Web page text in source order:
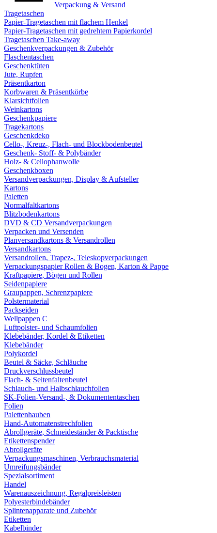
Verpackung & Versand
Tragetaschen
Papier-Tragetaschen mit flachem Henkel
Papier-Tragetaschen mit gedrehtem Papierkordel
Tragetaschen Take-away
Geschenkverpackungen & Zubehör
Flaschentaschen
Geschenktüten
Jute, Rupfen
Präsentkarton
Korbwaren & Präsentkörbe
Klarsichtfolien
Weinkartons
Geschenkpapiere
Tragekartons
Geschenkdeko
Cello-, Kreuz-, Flach- und Blockbodenbeutel
Geschenk- Stoff- & Polybänder
Holz- & Cellophanwolle
Geschenkboxen
Versandverpackungen, Display & Aufsteller
Kartons
Paletten
Normalfaltkartons
Blitzbodenkartons
DVD & CD Versandverpackungen
Verpacken und Versenden
Planversandkartons & Versandrollen
Versandkartons
Versandrollen, Trapez-, Teleskopverpackungen
Verpackungspapier Rollen & Bogen, Karton & Pappe
Kraftpapiere, Bögen und Rollen
Seidenpapiere
Graupappen, Schrenzpapiere
Polstermaterial
Packseiden
Wellpappen C
Luftpolster- und Schaumfolien
Klebebänder, Kordel & Etiketten
Klebebänder
Polykordel
Beutel & Säcke, Schläuche
Druckverschlussbeutel
Flach- & Seitenfaltenbeutel
Schlauch- und Halbschlauchfolien
SK-Folien-Versand-, & Dokumententaschen
Folien
Palettenhauben
Hand-Automatenstrechfolien
Abrollgeräte, Schneideständer & Packtische
Etikettenspender
Abrollgeräte
Verpackungsmaschinen, Verbrauchsmaterial
Umreifungsbänder
Spezialsortiment
Handel
Warenauszeichnung, Regalpreisleisten
Polyesterbindebänder
Splintenapparate und Zubehör
Etiketten
Kabelbinder